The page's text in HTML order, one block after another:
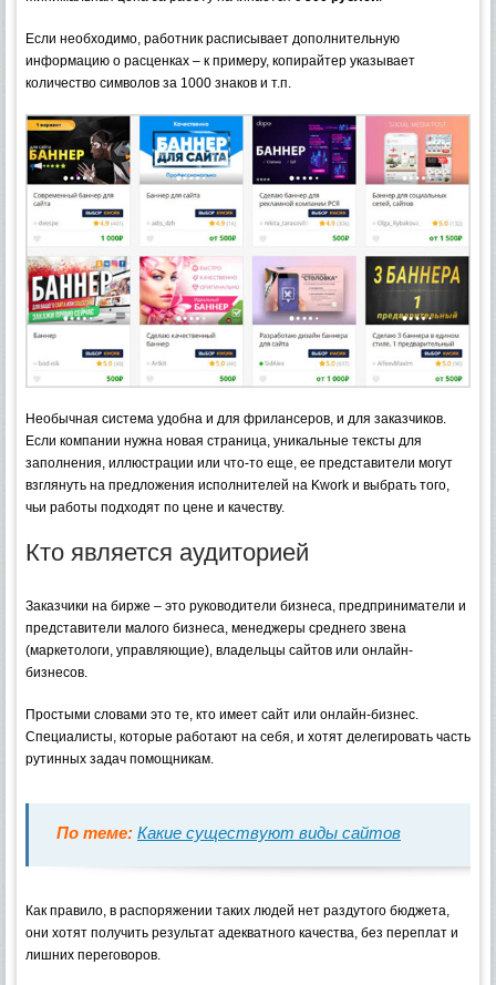
Если необходимо, работник расписывает дополнительную
информацию о расценках – к примеру, копирайтер указывает
количество символов за 1000 знаков и т.п.
Необычная система удобна и для фрилансеров, и для заказчиков.
Если компании нужна новая страница, уникальные тексты для
заполнения, иллюстрации или что-то еще, ее представители могут
взглянуть на предложения исполнителей на Kwork и выбрать того,
чьи работы подходят по цене и качеству.
Кто является аудиторией
Заказчики на бирже – это руководители бизнеса, предприниматели и
представители малого бизнеса, менеджеры среднего звена
(маркетологи, управляющие), владельцы сайтов или онлайн-
бизнесов.
Простыми словами это те, кто имеет сайт или онлайн-бизнес.
Специалисты, которые работают на себя, и хотят делегировать часть
рутинных задач помощникам.
По теме: Какие существуют виды сайтов
Как правило, в распоряжении таких людей нет раздутого бюджета,
они хотят получить результат адекватного качества, без переплат и
лишних переговоров.